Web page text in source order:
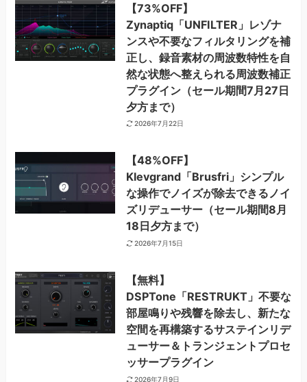
【73%OFF】
Zynaptiq「UNFILTER」レゾナ
ンスや不要なフィルタリングを補
正し、録音素材の周波数特性を自
然な状態へ整えられる周波数補正
プラグイン（セール期間7月27日
夕方まで）
2026年7月22日
【48%OFF】
Klevgrand「Brusfri」シンプル
な操作でノイズが除去できるノイ
ズリデューサー（セール期間8月
18日夕方まで）
2026年7月15日
【無料】
DSPTone「RESTRUKT」不要な
部屋鳴りや残響を除去し、新たな
空間を再構築するサステインリデ
ューサー＆トランジェントプロセ
ッサープラグイン
2026年7月9日